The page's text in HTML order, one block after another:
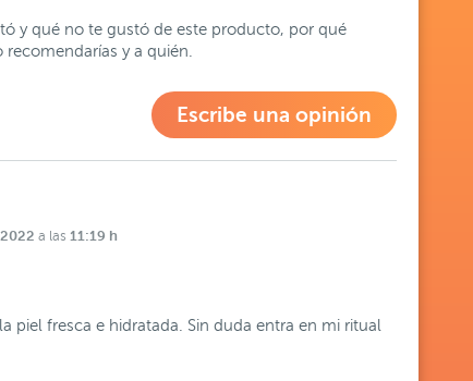
y qué no te gustó de este producto, por qué
recomendarías y a quién.
Escribe una opinión
a las 11:19 h
piel fresca e hidratada. Sin duda entra en mi ritual